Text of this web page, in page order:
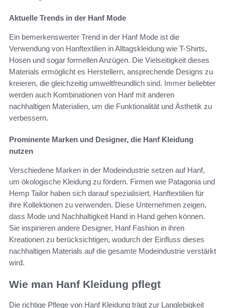
Aktuelle Trends in der Hanf Mode
Ein bemerkenswerter Trend in der Hanf Mode ist die
Verwendung von Hanftextilien in Alltagskleidung wie T-Shirts,
Hosen und sogar formellen Anzügen. Die Vielseitigkeit dieses
Materials ermöglicht es Herstellern, ansprechende Designs zu
kreieren, die gleichzeitig umweltfreundlich sind. Immer beliebter
werden auch Kombinationen von Hanf mit anderen
nachhaltigen Materialien, um die Funktionalität und Ästhetik zu
verbessern.
Prominente Marken und Designer, die Hanf Kleidung
nutzen
Verschiedene Marken in der Modeindustrie setzen auf Hanf,
um ökologische Kleidung zu fördern. Firmen wie Patagonia und
Hemp Tailor haben sich darauf spezialisiert, Hanftextilien für
ihre Kollektionen zu verwenden. Diese Unternehmen zeigen,
dass Mode und Nachhaltigkeit Hand in Hand gehen können.
Sie inspirieren andere Designer, Hanf Fashion in ihren
Kreationen zu berücksichtigen, wodurch der Einfluss dieses
nachhaltigen Materials auf die gesamte Modeindustrie verstärkt
wird.
Wie man Hanf Kleidung pflegt
Die richtige Pflege von Hanf Kleidung trägt zur Langlebigkeit